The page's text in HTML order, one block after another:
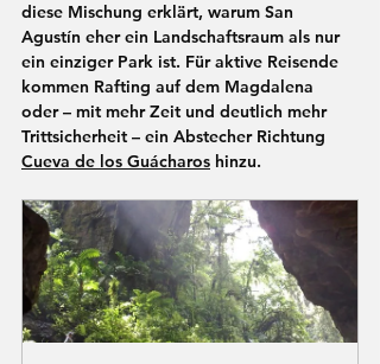
diese Mischung erklärt, warum San
Agustín eher ein Landschaftsraum als nur
ein einziger Park ist. Für aktive Reisende
kommen Rafting auf dem Magdalena
oder – mit mehr Zeit und deutlich mehr
Trittsicherheit – ein Abstecher Richtung
Cueva de los Guácharos hinzu.